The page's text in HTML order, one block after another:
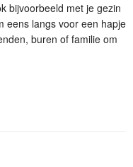
bijvoorbeeld met je gezin
eens langs voor een hapje
buren of familie om